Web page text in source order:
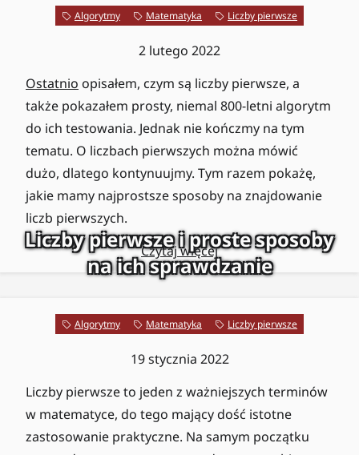
Algorytmy Matematyka Liczby pierwsze
2 lutego 2022
Ostatnio opisałem, czym są liczby pierwsze, a
także pokazałem prosty, niemal 800-letni algorytm
do ich testowania. Jednak nie kończmy na tym
tematu. O liczbach pierwszych można mówić
dużo, dlatego kontynuujmy. Tym razem pokażę,
jakie mamy najprostsze sposoby na znajdowanie
liczb pierwszych.
Czytaj więcej
Liczby pierwsze i proste sposoby
na ich sprawdzanie
Algorytmy Matematyka Liczby pierwsze
19 stycznia 2022
Liczby pierwsze to jeden z ważniejszych terminów
w matematyce, do tego mający dość istotne
zastosowanie praktyczne. Na samym początku